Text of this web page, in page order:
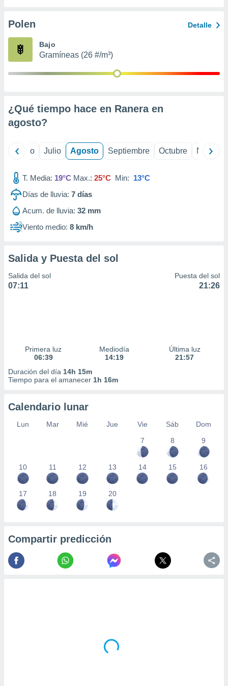
e
mediante
de
1199
Polen Detalle
Bajo
Gramíneas (26 #/m³)
¿Qué tiempo hace en Ranera en
agosto?
Junio Julio Agosto Septiembre Octubre
T. Media: 19°C Max.: 25°C Min: 13°C
Días de lluvia: 7 días
Acum. de lluvia: 32 mm
Viento medio: 8 km/h
Salida y Puesta del sol
Salida del sol
07:11
Puesta del sol
21:26
Primera luz
06:39
Mediodía
14:19
Última luz
21:57
Duración del día 14h 15m
Tiempo para el amanecer 1h 16m
Calendario lunar
Lun Mar Mié Jue Vie Sáb
Dom
7
8 9
10 11 12 13 14 15 16
17 18 19 20
Compartir predicción